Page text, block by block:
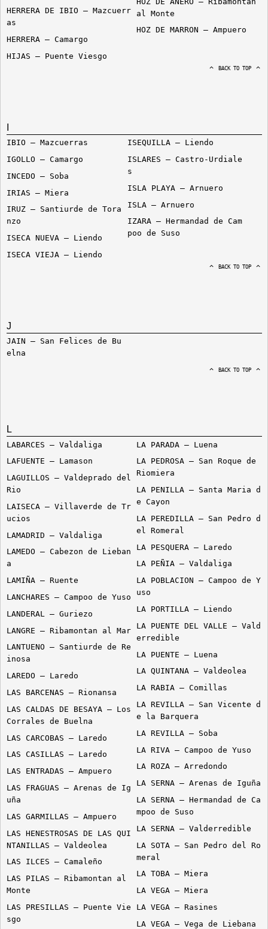
HERRERA DE IBIO – Mazcuerr
as
HERRERA – Camargo
HIJAS – Puente Viesgo
al Monte
HOZ DE MARRON – Ampuero
BACK TO TOP
IBIO – Mazcuerras
IGOLLO – Camargo
INCEDO – Soba
IRIAS – Miera
IRUZ – Santiurde de Tora
nzo
ISECA NUEVA – Liendo
ISECA VIEJA – Liendo
ISEQUILLA – Liendo
ISLARES – Castro-Urdiale
s
ISLA PLAYA – Arnuero
ISLA – Arnuero
IZARA – Hermandad de Cam
poo de Suso
BACK TO TOP
J
JAIN – San Felices de Bu
elna
BACK TO TOP
L
LABARCES – Valdaliga
LAFUENTE – Lamason
LAGUILLOS – Valdeprado del
Rio
LAISECA – Villaverde de Tr
ucios
LAMADRID – Valdaliga
LAMEDO – Cabezon de Lieban
a
LAMIÑA – Ruente
LANCHARES – Campoo de Yuso
LANDERAL – Guriezo
LANGRE – Ribamontan al Mar
LANTUENO – Santiurde de Re
inosa
LAREDO – Laredo
LAS BARCENAS – Rionansa
LAS CALDAS DE BESAYA – Los
Corrales de Buelna
LAS CARCOBAS – Laredo
LAS CASILLAS – Laredo
LAS ENTRADAS – Ampuero
LAS FRAGUAS – Arenas de Ig
uña
LAS GARMILLAS – Ampuero
LAS HENESTROSAS DE LAS QUI
NTANILLAS – Valdeolea
LAS ILCES – Camaleño
LAS PILAS – Ribamontan al
Monte
LAS PRESILLAS – Puente Vie
sgo
LA PARADA – Luena
LA PEDROSA – San Roque de
Riomiera
LA PENILLA – Santa Maria d
e Cayon
LA PEREDILLA – San Pedro d
el Romeral
LA PESQUERA – Laredo
LA PEÑIA – Valdaliga
LA POBLACION – Campoo de Y
uso
LA PORTILLA – Liendo
LA PUENTE DEL VALLE – Vald
erredible
LA PUENTE – Luena
LA QUINTANA – Valdeolea
LA RABIA – Comillas
LA REVILLA – San Vicente d
e la Barquera
LA REVILLA – Soba
LA RIVA – Campoo de Yuso
LA ROZA – Arredondo
LA SERNA – Arenas de Iguña
LA SERNA – Hermandad de Ca
mpoo de Suso
LA SERNA – Valderredible
LA SOTA – San Pedro del Ro
meral
LA TOBA – Miera
LA VEGA – Miera
LA VEGA – Rasines
LA VEGA – Vega de Liebana